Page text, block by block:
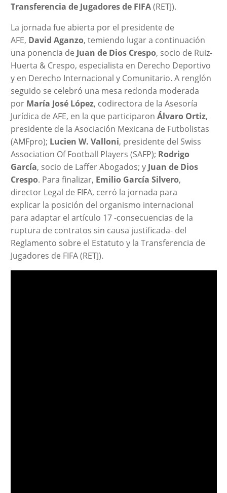
Transferencia de Jugadores de FIFA(RETJ).
La jornada fue abierta por el presidente de
AFE, David Aganzo, temiendo lugar a continuación
una ponencia de Juan de Dios Crespo, socio de Ruiz-
Huerta & Crespo, especialista en Derecho Deportivo
y en Derecho Internacional y Comunitario. A renglón
seguido se celebró una mesa redonda moderada
por María José López, codirectora de la Asesoría
Jurídica de AFE, en la que participaron Álvaro Ortiz,
presidente de la Asociación Mexicana de Futbolistas
(AMFpro); Lucien W. Valloni, presidente del Swiss
Association Of Football Players (SAFP); Rodrigo
García, socio de Laffer Abogados; y Juan de Dios
Crespo. Para finalizar, Emilio García Silvero,
director Legal de FIFA, cerró la jornada para
explicar la posición del organismo internacional
para adaptar el artículo 17 -consecuencias de la
ruptura de contratos sin causa justificada- del
Reglamento sobre el Estatuto y la Transferencia de
Jugadores de FIFA (RETJ).